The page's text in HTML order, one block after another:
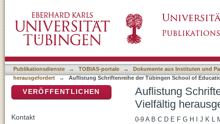
nach Titel
Publikationsdienste → TOBIAS-portale →
Dokumente aus Instituten und
herausgefordert
→ Auflistung Schriftenreihe der Tübingen School of
Auflistung
Vielfältig
0-9 A B C D E F G H J K L
VERÖFFENTLICHEN
Kontakt